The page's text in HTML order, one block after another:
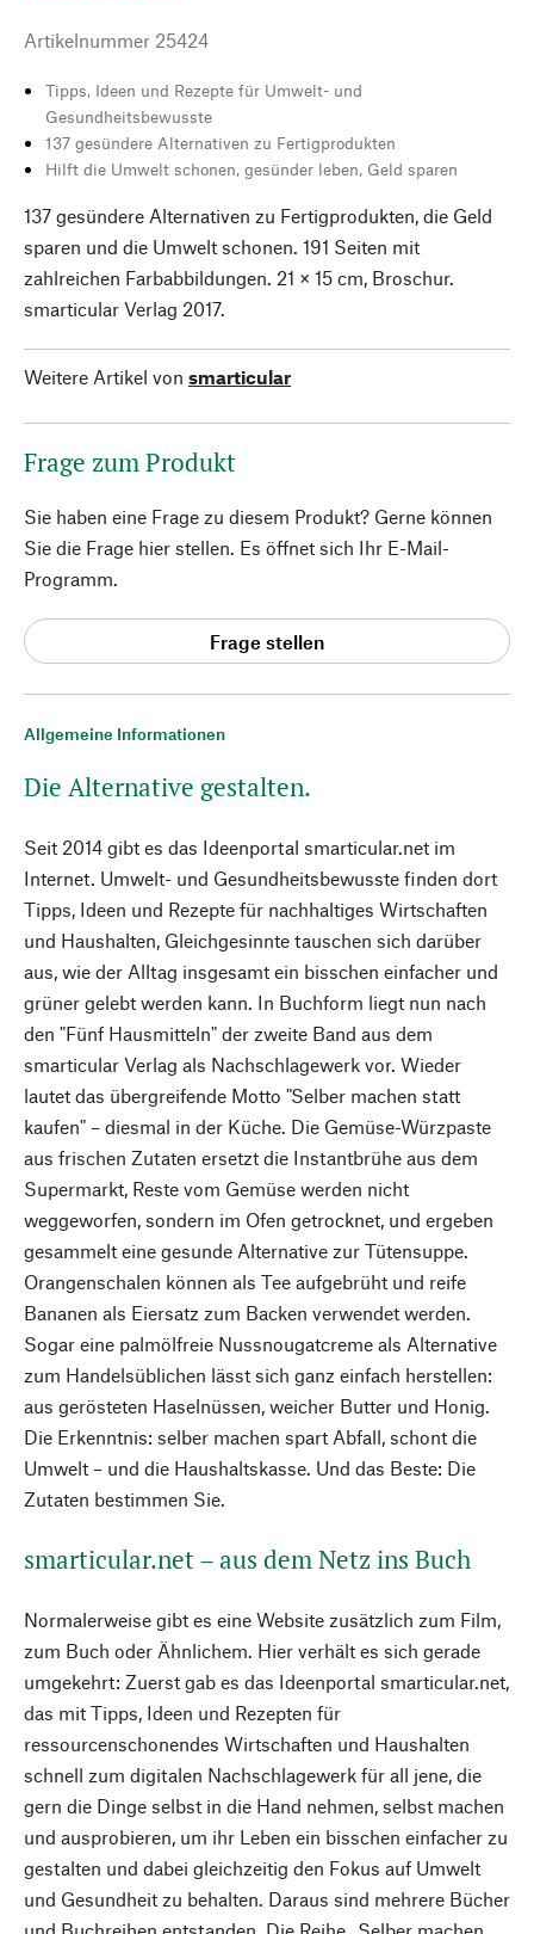
Allgemeine Informationen
Die Alternative gestalten.
Seit 2014 gibt es das Ideenportal smarticular.net im
Internet. Umwelt- und Gesundheitsbewusste finden dort
Tipps, Ideen und Rezepte für nachhaltiges Wirtschaften
und Haushalten, Gleichgesinnte tauschen sich darüber
aus, wie der Alltag insgesamt ein bisschen einfacher und
grüner gelebt werden kann. In Buchform liegt nun nach
den "Fünf Hausmitteln" der zweite Band aus dem
smarticular Verlag als Nachschlagewerk vor. Wieder
lautet das übergreifende Motto "Selber machen statt
kaufen" – diesmal in der Küche. Die Gemüse-Würzpaste
aus frischen Zutaten ersetzt die Instantbrühe aus dem
Supermarkt, Reste vom Gemüse werden nicht
weggeworfen, sondern im Ofen getrocknet, und ergeben
gesammelt eine gesunde Alternative zur Tütensuppe.
Orangenschalen können als Tee aufgebrüht und reife
Bananen als Eiersatz zum Backen verwendet werden.
Sogar eine palmölfreie Nussnougatcreme als Alternative
zum Handelsüblichen lässt sich ganz einfach herstellen:
aus gerösteten Haselnüssen, weicher Butter und Honig.
Die Erkenntnis: selber machen spart Abfall, schont die
Umwelt – und die Haushaltskasse. Und das Beste: Die
Zutaten bestimmen Sie.
smarticular.net – aus dem Netz ins Buch
Normalerweise gibt es eine Website zusätzlich zum Film,
zum Buch oder Ähnlichem. Hier verhält es sich gerade
umgekehrt: Zuerst gab es das Ideenportal smarticular.net,
das mit Tipps, Ideen und Rezepten für
ressourcenschonendes Wirtschaften und Haushalten
schnell zum digitalen Nachschlagewerk für all jene, die
gern die Dinge selbst in die Hand nehmen, selbst machen
und ausprobieren, um ihr Leben ein bisschen einfacher zu
gestalten und dabei gleichzeitig den Fokus auf Umwelt
und Gesundheit zu behalten. Daraus sind mehrere Bücher
Artikelnummer 25424
Tipps, Ideen und Rezepte für Umwelt- und
Gesundheitsbewusste
137 gesündere Alternativen zu Fertigprodukten
Hilft die Umwelt schonen, gesünder leben, Geld sparen
137 gesündere Alternativen zu Fertigprodukten, die Geld
sparen und die Umwelt schonen. 191 Seiten mit
zahlreichen Farbabbildungen. 21 × 15 cm, Broschur.
smarticular Verlag 2017.
Weitere Artikel von smarticular
Frage zum Produkt
Sie haben eine Frage zu diesem Produkt? Gerne können
Sie die Frage hier stellen. Es öffnet sich Ihr E-Mail-
Programm.
Frage stellen